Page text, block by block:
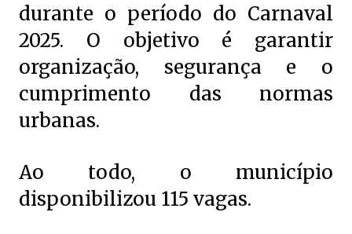
durante o período do Carnaval
2025. O objetivo é garantir
organização, segurança e o
cumprimento das normas
urbanas.
Ao todo, o município
disponibilizou 115 vagas.